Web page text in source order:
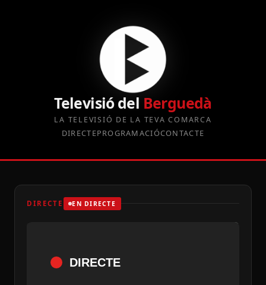
Televisió del Berguedà
LA TELEVISIÓ DE LA TEVA COMARCA
DIRECTEPROGRAMACIÓCONTACTE
DIRECTE EN DIRECTE
DIRECTE